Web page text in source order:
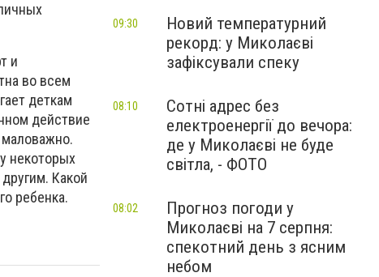
и
во всем
деткам
действие
маловажно.
некоторых
Какой
ребенка.
Новий температурний
рекорд: у Миколаєві
зафіксували спеку
09:30
Сотні адрес без
електроенергії до вечора:
де у Миколаєві не буде
світла, - ФОТО
08:10
Прогноз погоди у
Миколаєві на 7 серпня:
спекотний день з ясним
небом
08:02